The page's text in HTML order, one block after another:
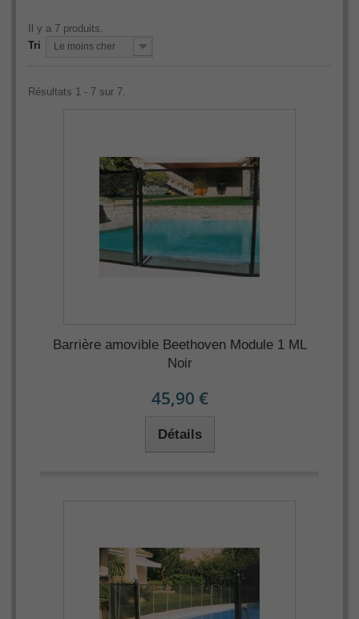
Il y a 7 produits.
Tri
Le moins cher
Résultats 1 - 7 sur 7.
Barrière amovible Beethoven Module 1 ML
Noir
45,90 €
Détails